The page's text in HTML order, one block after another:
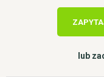
lub